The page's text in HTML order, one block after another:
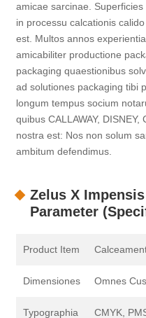
amicae sarcinae.
in processu calcationis
est. Multos annos
amicabiliter productione
packaging quaestionibus
ad solutiones packaging tibi
longum tempus socium
quibus CALLAWAY,
nostra est: Nos non solum
ambitum defendimus.
Zelus X
Parameter
Product Item
Dimensiones Omnes
Typographia CMYK,